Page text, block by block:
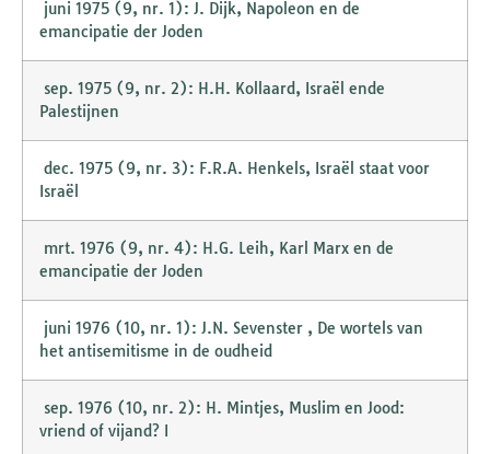
juni 1975 (9, nr. 1): J. Dijk, Napoleon en de
emancipatie der Joden
sep. 1975 (9, nr. 2): H.H. Kollaard, Israël ende
Palestijnen
dec. 1975 (9, nr. 3): F.R.A. Henkels, Israël staat voor
Israël
mrt. 1976 (9, nr. 4): H.G. Leih, Karl Marx en de
emancipatie der Joden
juni 1976 (10, nr. 1): J.N. Sevenster , De wortels van
het antisemitisme in de oudheid
sep. 1976 (10, nr. 2): H. Mintjes, Muslim en Jood:
vriend of vijand? I